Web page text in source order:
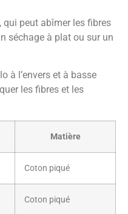
qui peut abîmer les fibres
séchage à plat ou sur un
à l’envers et à basse
les fibres et les
Matière
Coton piqué
Coton piqué